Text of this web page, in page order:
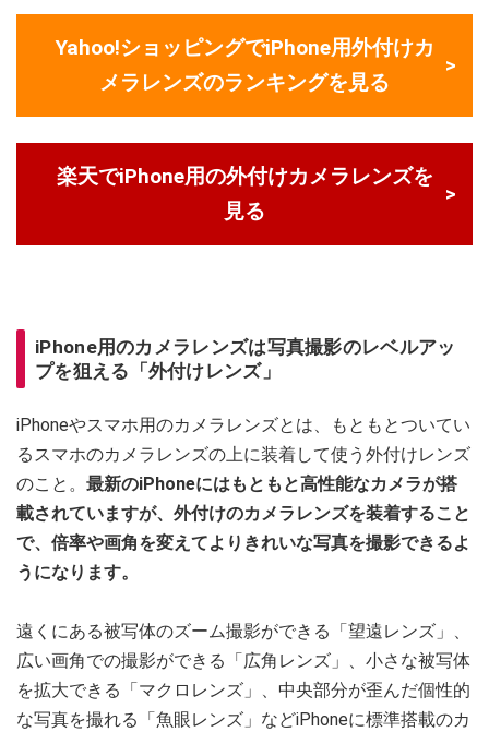
Yahoo!ショッピングでiPhone用外付けカ
メラレンズのランキングを見る
楽天でiPhone用の外付けカメラレンズを
見る
iPhone用のカメラレンズは写真撮影のレベルアッ
プを狙える「外付けレンズ」
iPhoneやスマホ用のカメラレンズとは、もともとついてい
るスマホのカメラレンズの上に装着して使う外付けレンズ
のこと。 最新のiPhoneにはもともと高性能なカメラが搭
載されていますが、外付けのカメラレンズを装着すること
で、倍率や画角を変えてよりきれいな写真を撮影できるよ
うになります。
遠くにある被写体のズーム撮影ができる「望遠レンズ」、
広い画角での撮影ができる「広角レンズ」、小さな被写体
を拡大できる「マクロレンズ」、中央部分が歪んだ個性的
な写真を撮れる「魚眼レンズ」などiPhoneに標準搭載のカ